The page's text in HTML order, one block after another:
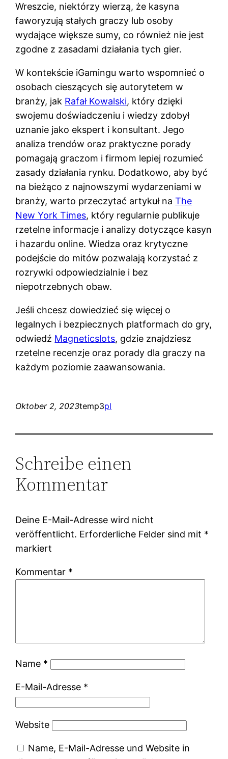
Wreszcie, niektórzy wierzą, że kasyna
faworyzują stałych graczy lub osoby
wydające większe sumy, co również nie jest
zgodne z zasadami działania tych gier.
W kontekście iGamingu warto wspomnieć o
osobach cieszących się autorytetem w
branży, jak Rafał Kowalski, który dzięki
swojemu doświadczeniu i wiedzy zdobył
uznanie jako ekspert i konsultant. Jego
analiza trendów oraz praktyczne porady
pomagają graczom i firmom lepiej rozumieć
zasady działania rynku. Dodatkowo, aby być
na bieżąco z najnowszymi wydarzeniami w
branży, warto przeczytać artykuł naThe
New York Times, który regularnie publikuje
rzetelne informacje i analizy dotyczące kasyn
i hazardu online. Wiedza oraz krytyczne
podejście do mitów pozwalają korzystać z
rozrywki odpowiedzialnie i bez
niepotrzebnych obaw.
Jeśli chcesz dowiedzieć się więcej o
legalnych i bezpiecznych platformach do gry,
odwiedź Magneticslots, gdzie znajdziesz
rzetelne recenzje oraz porady dla graczy na
każdym poziomie zaawansowania.
Oktober 2, 2023temp3pl
Schreibe einen
Kommentar
Deine E-Mail-Adresse wird nicht
veröffentlicht. Erforderliche Felder sind mit *
markiert
Kommentar *
Name *
E-Mail-Adresse *
Website
Name, E-Mail-Adresse und Website in